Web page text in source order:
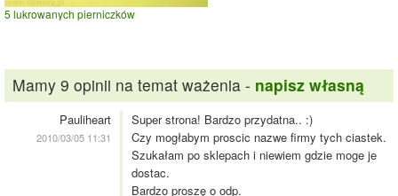
5 lukrowanych pierniczków
Mamy 9 opinii na temat ważenia - napisz własną
Pauliheart
2010/03/05 11:31
Super strona! Bardzo przydatna.. :)
Czy mogłabym proscic nazwe firmy tych ciastek.
Szukałam po sklepach i niewiem gdzie moge je
dostac.
Bardzo proszę o odp.